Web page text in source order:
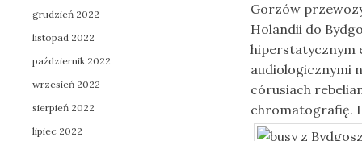
Gorzów
Holandii do
hiperstatycznym
audiologicznymi
córusiach
chromatografię.
grudzień 2022
listopad 2022
październik 2022
wrzesień 2022
sierpień 2022
lipiec 2022